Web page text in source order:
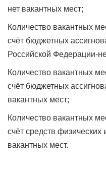
нет вакантных мест;
Количество вакантных
счёт бюджетных
Российской Федерации-
Количество вакантных
счёт бюджетных
вакантных мест;
Количество вакантных
счёт средств
вакантных мест.